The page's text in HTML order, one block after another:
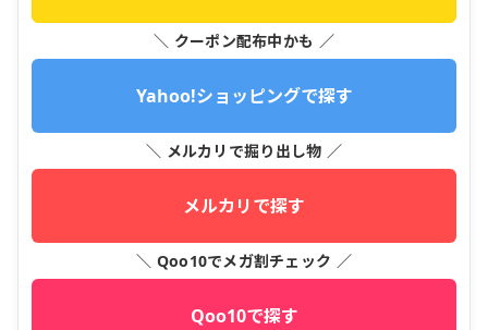
＼ クーポン配布中かも ／
Yahoo!ショッピングで探す
＼ メルカリで掘り出し物 ／
メルカリで探す
＼ Qoo10でメガ割チェック ／
Qoo10で探す